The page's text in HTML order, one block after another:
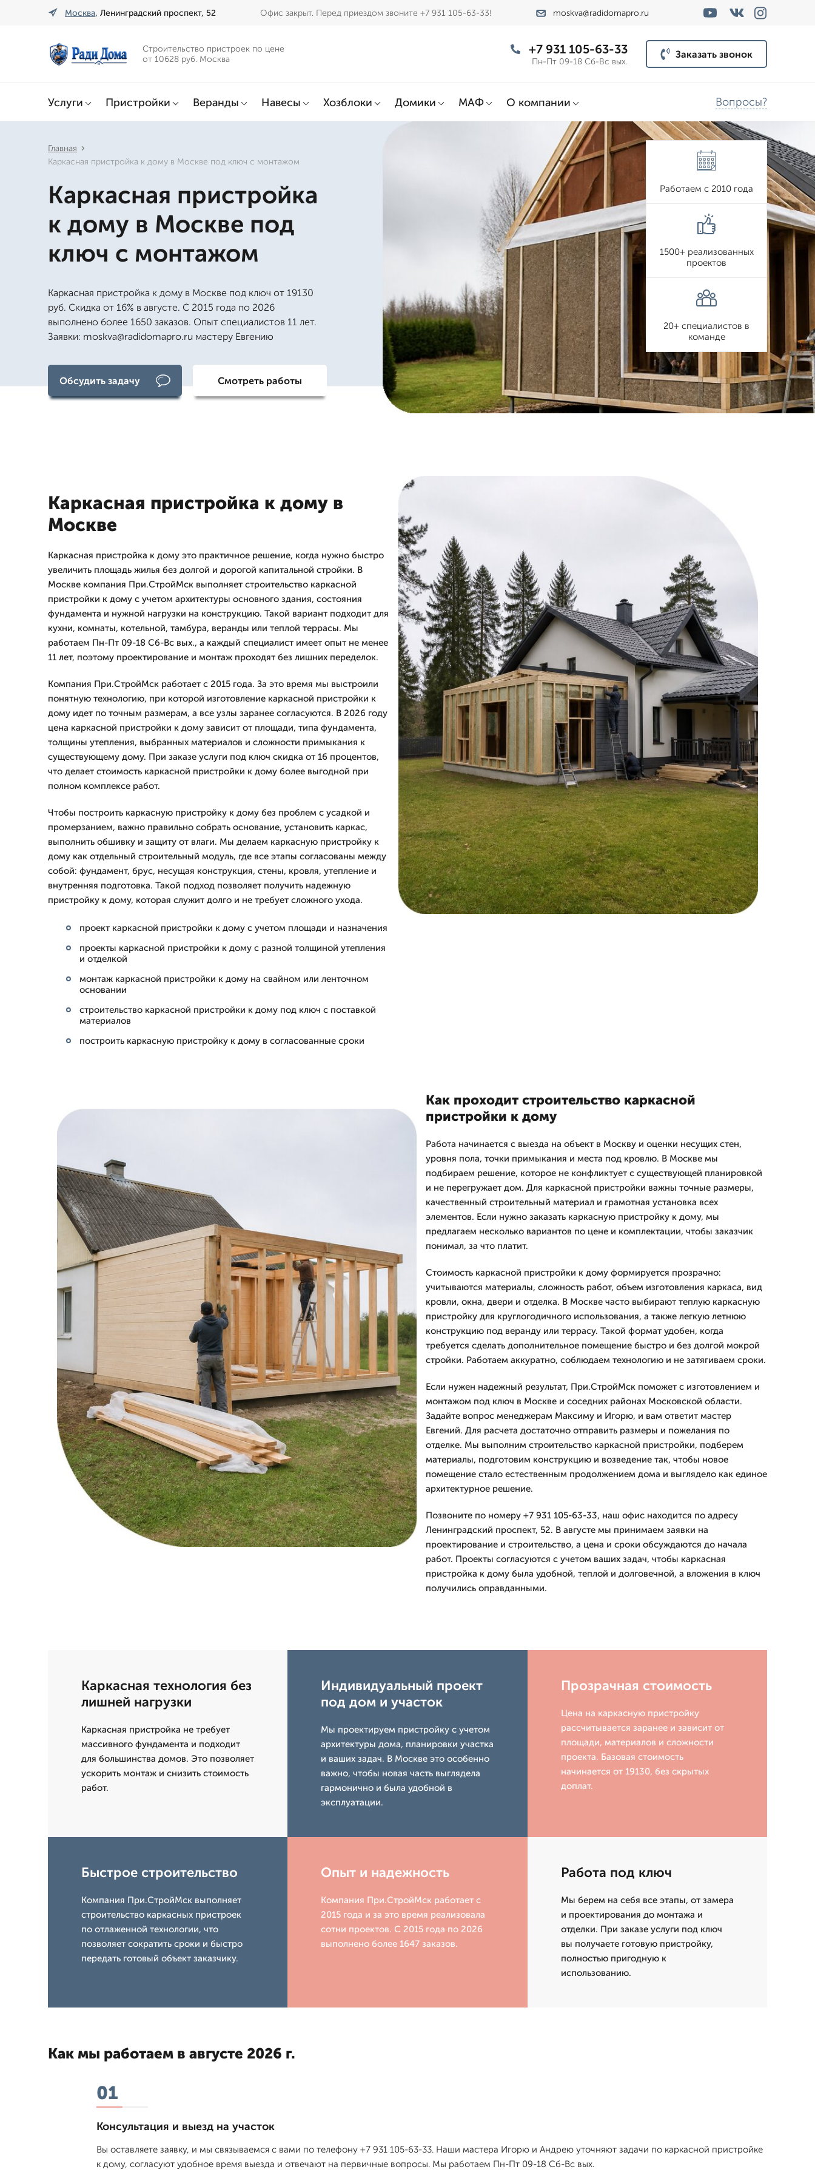
Москва, Ленинградский проспект, 52 Офис закрыт. Перед приездом звоните +7 931 105-63-33! moskva@radidomapro.ru
Строительство пристроек по цене
от 10628 руб. Москва
+7 931 105-63-33
Пн-Пт 09-18 Сб-Вс вых.
Заказать звонок
Услуги Пристройки Веранды Навесы Хозблоки Домики МАФ О компании Вопросы?
Главная
Каркасная пристройка к дому в Москве под ключ с монтажом
Каркасная пристройка
к дому в Москве под
ключ с монтажом
Каркасная пристройка к дому в Москве под ключ от 19130
руб. Скидка от 16% в августе. С 2015 года по 2026
выполнено более 1650 заказов. Опыт специалистов 11 лет.
Заявки: moskva@radidomapro.ru мастеру Евгению
Обсудить задачу Смотреть работы
Работаем с 2010 года
1500+ реализованных
проектов
20+ специалистов в
команде
Каркасная пристройка к дому в
Москве
Каркасная пристройка к дому это практичное решение, когда нужно быстро
увеличить площадь жилья без долгой и дорогой капитальной стройки. В
Москве компания При.СтройМск выполняет строительство каркасной
пристройки к дому с учетом архитектуры основного здания, состояния
фундамента и нужной нагрузки на конструкцию. Такой вариант подходит для
кухни, комнаты, котельной, тамбура, веранды или теплой террасы. Мы
работаем Пн-Пт 09-18 Сб-Вс вых., а каждый специалист имеет опыт не менее
11 лет, поэтому проектирование и монтаж проходят без лишних переделок.
Компания При.СтройМск работает с 2015 года. За это время мы выстроили
понятную технологию, при которой изготовление каркасной пристройки к
дому идет по точным размерам, а все узлы заранее согласуются. В 2026 году
цена каркасной пристройки к дому зависит от площади, типа фундамента,
толщины утепления, выбранных материалов и сложности примыкания к
существующему дому. При заказе услуги под ключ скидка от 16 процентов,
что делает стоимость каркасной пристройки к дому более выгодной при
полном комплексе работ.
Чтобы построить каркасную пристройку к дому без проблем с усадкой и
промерзанием, важно правильно собрать основание, установить каркас,
выполнить обшивку и защиту от влаги. Мы делаем каркасную пристройку к
дому как отдельный строительный модуль, где все этапы согласованы между
собой: фундамент, брус, несущая конструкция, стены, кровля, утепление и
внутренняя подготовка. Такой подход позволяет получить надежную
пристройку к дому, которая служит долго и не требует сложного ухода.
проект каркасной пристройки к дому с учетом площади и назначения
проекты каркасной пристройки к дому с разной толщиной утепления
и отделкой
монтаж каркасной пристройки к дому на свайном или ленточном
основании
строительство каркасной пристройки к дому под ключ с поставкой
материалов
построить каркасную пристройку к дому в согласованные сроки
Как проходит строительство каркасной
пристройки к дому
Работа начинается с выезда на объект в Москву и оценки несущих стен,
уровня пола, точки примыкания и места под кровлю. В Москве мы
подбираем решение, которое не конфликтует с существующей планировкой
и не перегружает дом. Для каркасной пристройки важны точные размеры,
качественный строительный материал и грамотная установка всех
элементов. Если нужно заказать каркасную пристройку к дому, мы
предлагаем несколько вариантов по цене и комплектации, чтобы заказчик
понимал, за что платит.
Стоимость каркасной пристройки к дому формируется прозрачно:
учитываются материалы, сложность работ, объем изготовления каркаса, вид
кровли, окна, двери и отделка. В Москве часто выбирают теплую каркасную
пристройку для круглогодичного использования, а также легкую летнюю
конструкцию под веранду или террасу. Такой формат удобен, когда
требуется сделать дополнительное помещение быстро и без долгой мокрой
стройки. Работаем аккуратно, соблюдаем технологию и не затягиваем сроки.
Если нужен надежный результат, При.СтройМск поможет с изготовлением и
монтажом под ключ в Москве и соседних районах Московской области.
Задайте вопрос менеджерам Максиму и Игорю, и вам ответит мастер
Евгений. Для расчета достаточно отправить размеры и пожелания по
отделке. Мы выполним строительство каркасной пристройки, подберем
материалы, подготовим конструкцию и возведение так, чтобы новое
помещение стало естественным продолжением дома и выглядело как единое
архитектурное решение.
Позвоните по номеру +7 931 105-63-33, наш офис находится по адресу
Ленинградский проспект, 52. В августе мы принимаем заявки на
проектирование и строительство, а цена и сроки обсуждаются до начала
работ. Проекты согласуются с учетом ваших задач, чтобы каркасная
пристройка к дому была удобной, теплой и долговечной, а вложения в ключ
получились оправданными.
Каркасная технология без
лишней нагрузки
Каркасная пристройка не требует
массивного фундамента и подходит
для большинства домов. Это позволяет
ускорить монтаж и снизить стоимость
работ.
Индивидуальный проект
под дом и участок
Мы проектируем пристройку с учетом
архитектуры дома, планировки участка
и ваших задач. В Москве это особенно
важно, чтобы новая часть выглядела
гармонично и была удобной в
эксплуатации.
Прозрачная стоимость
Цена на каркасную пристройку
рассчитывается заранее и зависит от
площади, материалов и сложности
проекта. Базовая стоимость
начинается от 19130, без скрытых
доплат.
Быстрое строительство
Компания При.СтройМск выполняет
строительство каркасных пристроек
по отлаженной технологии, что
позволяет сократить сроки и быстро
передать готовый объект заказчику.
Опыт и надежность
Компания При.СтройМск работает с
2015 года и за это время реализовала
сотни проектов. С 2015 года по 2026
выполнено более 1647 заказов.
Работа под ключ
Мы берем на себя все этапы, от замера
и проектирования до монтажа и
отделки. При заказе услуги под ключ
вы получаете готовую пристройку,
полностью пригодную к
использованию.
Как мы работаем в августе 2026 г.
01
Консультация и выезд на участок
Вы оставляете заявку, и мы связываемся с вами по телефону +7 931 105-63-33. Наши мастера Игорю и Андрею уточняют задачи по каркасной пристройке
к дому, согласуют удобное время выезда и отвечают на первичные вопросы. Мы работаем Пн-Пт 09-18 Сб-Вс вых.